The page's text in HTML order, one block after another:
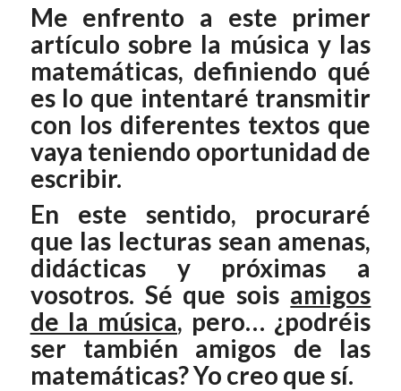
Me enfrento a este primer
artículo sobre la música y las
matemáticas, definiendo qué
es lo que intentaré transmitir
con los diferentes textos que
vaya teniendo oportunidad de
escribir.
En este sentido, procuraré
que las lecturas sean amenas,
didácticas y próximas a
vosotros. Sé que sois amigos
de la música, pero… ¿podréis
ser también amigos de las
matemáticas? Yo creo que sí.